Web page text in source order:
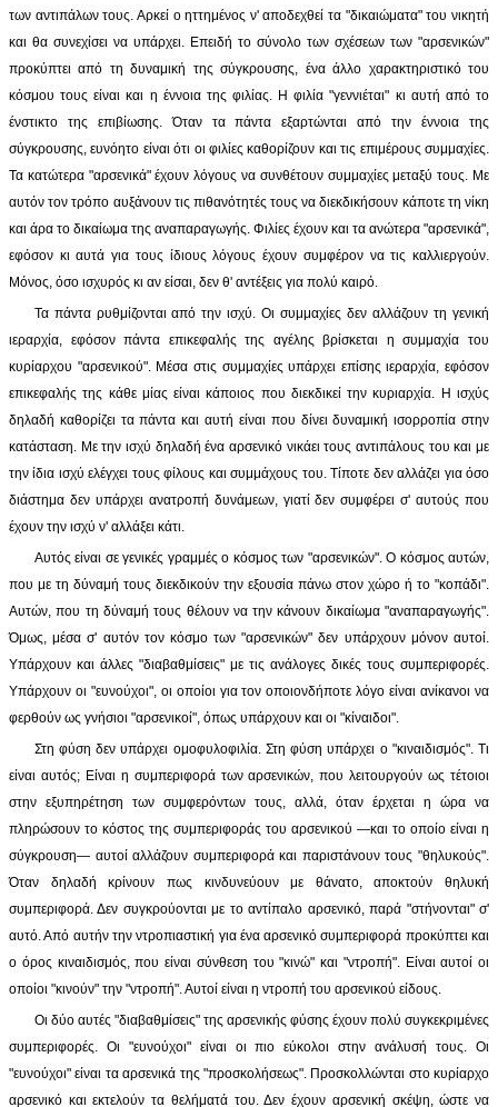
των αντιπάλων τους. Αρκεί ο ηττημένος ν' αποδεχθεί τα "δικαιώματα" του νικητή
και θα συνεχίσει να υπάρχει. Επειδή το σύνολο των σχέσεων των "αρσενικών"
προκύπτει από τη δυναμική της σύγκρουσης, ένα άλλο χαρακτηριστικό του
κόσμου τους είναι και η έννοια της φιλίας. Η φιλία "γεννιέται" κι αυτή από το
ένστικτο της επιβίωσης. Όταν τα πάντα εξαρτώνται από την έννοια της
σύγκρουσης, ευνόητο είναι ότι οι φιλίες καθορίζουν και τις επιμέρους συμμαχίες.
Τα κατώτερα "αρσενικά" έχουν λόγους να συνθέτουν συμμαχίες μεταξύ τους. Με
αυτόν τον τρόπο αυξάνουν τις πιθανότητές τους να διεκδικήσουν κάποτε τη νίκη
και άρα το δικαίωμα της αναπαραγωγής. Φιλίες έχουν και τα ανώτερα "αρσενικά",
εφόσον κι αυτά για τους ίδιους λόγους έχουν συμφέρον να τις καλλιεργούν.
Μόνος, όσο ισχυρός κι αν είσαι, δεν θ' αντέξεις για πολύ καιρό.
Τα πάντα ρυθμίζονται από την ισχύ. Οι συμμαχίες δεν αλλάζουν τη γενική
ιεραρχία, εφόσον πάντα επικεφαλής της αγέλης βρίσκεται η συμμαχία του
κυρίαρχου "αρσενικού". Μέσα στις συμμαχίες υπάρχει επίσης ιεραρχία, εφόσον
επικεφαλής της κάθε μίας είναι κάποιος που διεκδικεί την κυριαρχία. Η ισχύς
δηλαδή καθορίζει τα πάντα και αυτή είναι που δίνει δυναμική ισορροπία στην
κατάσταση. Με την ισχύ δηλαδή ένα αρσενικό νικάει τους αντιπάλους του και με
την ίδια ισχύ ελέγχει τους φίλους και συμμάχους του. Τίποτε δεν αλλάζει για όσο
διάστημα δεν υπάρχει ανατροπή δυνάμεων, γιατί δεν συμφέρει σ' αυτούς που
έχουν την ισχύ ν' αλλάξει κάτι.
Αυτός είναι σε γενικές γραμμές ο κόσμος των "αρσενικών". Ο κόσμος αυτών,
που με τη δύναμή τους διεκδικούν την εξουσία πάνω στον χώρο ή το "κοπάδι".
Αυτών, που τη δύναμή τους θέλουν να την κάνουν δικαίωμα "αναπαραγωγής".
Όμως, μέσα σ' αυτόν τον κόσμο των "αρσενικών" δεν υπάρχουν μόνον αυτοί.
Υπάρχουν και άλλες "διαβαθμίσεις" με τις ανάλογες δικές τους συμπεριφορές.
Υπάρχουν οι "ευνούχοι", οι οποίοι για τον οποιονδήποτε λόγο είναι ανίκανοι να
φερθούν ως γνήσιοι "αρσενικοί", όπως υπάρχουν και οι "κίναιδοι".
Στη φύση δεν υπάρχει ομοφυλοφιλία. Στη φύση υπάρχει ο "κιναιδισμός". Τι
είναι αυτός; Είναι η συμπεριφορά των αρσενικών, που λειτουργούν ως τέτοιοι
στην εξυπηρέτηση των συμφερόντων τους, αλλά, όταν έρχεται η ώρα να
πληρώσουν το κόστος της συμπεριφοράς του αρσενικού —και το οποίο είναι η
σύγκρουση— αυτοί αλλάζουν συμπεριφορά και παριστάνουν τους "θηλυκούς".
Όταν δηλαδή κρίνουν πως κινδυνεύουν με θάνατο, αποκτούν θηλυκή
συμπεριφορά. Δεν συγκρούονται με το αντίπαλο αρσενικό, παρά "στήνονται" σ'
αυτό. Από αυτήν την ντροπιαστική για ένα αρσενικό συμπεριφορά προκύπτει και
ο όρος κιναιδισμός, που είναι σύνθεση του "κινώ" και "ντροπή". Είναι αυτοί οι
οποίοι "κινούν" την "ντροπή". Αυτοί είναι η ντροπή του αρσενικού είδους.
Οι δύο αυτές "διαβαθμίσεις" της αρσενικής φύσης έχουν πολύ συγκεκριμένες
συμπεριφορές. Οι "ευνούχοι" είναι οι πιο εύκολοι στην ανάλυσή τους. Οι
"ευνούχοι" είναι τα αρσενικά της "προσκολήσεως". Προσκολλώνται στο κυρίαρχο
αρσενικό και εκτελούν τα θελήματά του. Δεν έχουν αρσενική σκέψη, ώστε να